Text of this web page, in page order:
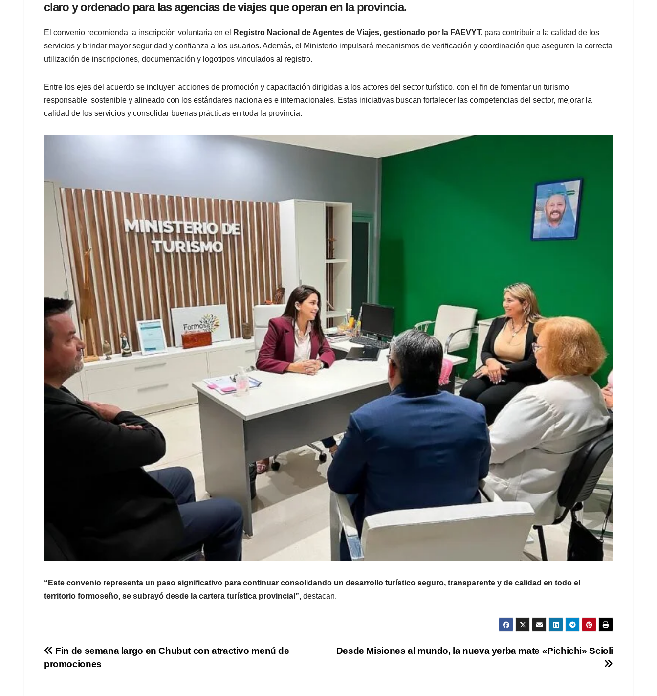
claro y ordenado para las agencias de viajes que operan en la provincia.
El convenio recomienda la inscripción voluntaria en el Registro Nacional de Agentes de Viajes, gestionado por la FAEVYT, para contribuir a la calidad de los
servicios y brindar mayor seguridad y confianza a los usuarios. Además, el Ministerio impulsará mecanismos de verificación y coordinación que aseguren la correcta
utilización de inscripciones, documentación y logotipos vinculados al registro.
Entre los ejes del acuerdo se incluyen acciones de promoción y capacitación dirigidas a los actores del sector turístico, con el fin de fomentar un turismo
responsable, sostenible y alineado con los estándares nacionales e internacionales. Estas iniciativas buscan fortalecer las competencias del sector, mejorar la
calidad de los servicios y consolidar buenas prácticas en toda la provincia.
“Este convenio representa un paso significativo para continuar consolidando un desarrollo turístico seguro, transparente y de calidad en todo el
territorio formoseño, se subrayó desde la cartera turística provincial”, destacan.
Navegación
de
Desde Misiones al mundo, la nueva yerba mate «Pichichi» Scioli
Fin de semana largo en Chubut con atractivo menú de
promociones